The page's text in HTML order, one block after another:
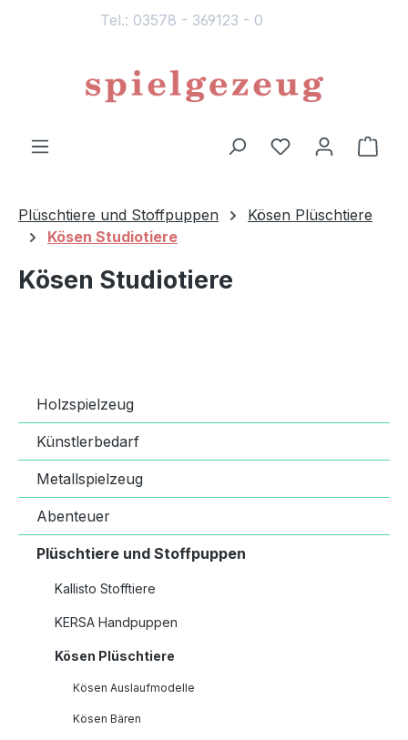
Tel.: 03578 - 369123 - 0
Du hast 0
Plüschtiere und Stoffpuppen
Kösen Plüschtiere
Kösen Studiotiere
Kösen Studiotiere
Holzspielzeug
Künstlerbedarf
Metallspielzeug
Abenteuer
Plüschtiere und Stoffpuppen
Kallisto Stofftiere
KERSA Handpuppen
Kösen Plüschtiere
Kösen Auslaufmodelle
Kösen Bären